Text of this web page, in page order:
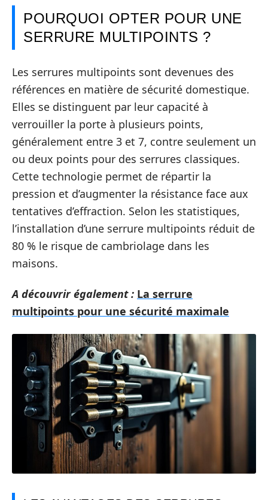
POURQUOI OPTER POUR UNE
SERRURE MULTIPOINTS ?
Les serrures multipoints sont devenues des
références en matière de sécurité domestique.
Elles se distinguent par leur capacité à
verrouiller la porte à plusieurs points,
généralement entre 3 et 7, contre seulement un
ou deux points pour des serrures classiques.
Cette technologie permet de répartir la
pression et d’augmenter la résistance face aux
tentatives d’effraction. Selon les statistiques,
l’installation d’une serrure multipoints réduit de
80 % le risque de cambriolage dans les
maisons.
A découvrir également : La serrure
multipoints pour une sécurité maximale